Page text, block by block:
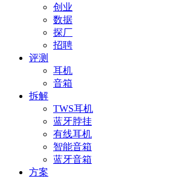
创业
数据
探厂
招聘
评测
耳机
音箱
拆解
TWS耳机
蓝牙脖挂
有线耳机
智能音箱
蓝牙音箱
方案